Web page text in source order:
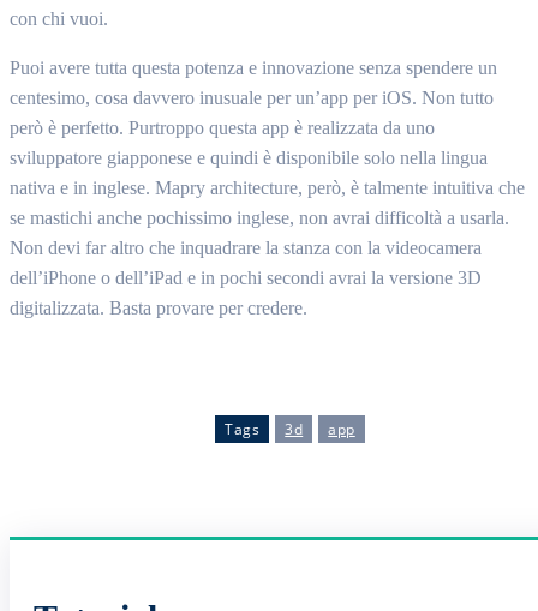
con chi vuoi.
Puoi avere tutta questa potenza e innovazione senza spendere un
centesimo, cosa davvero inusuale per un’app per iOS. Non tutto
però è perfetto. Purtroppo questa app è realizzata da uno
sviluppatore giapponese e quindi è disponibile solo nella lingua
nativa e in inglese. Mapry architecture, però, è talmente intuitiva che
se mastichi anche pochissimo inglese, non avrai difficoltà a usarla.
Non devi far altro che inquadrare la stanza con la videocamera
dell’iPhone o dell’iPad e in pochi secondi avrai la versione 3D
digitalizzata. Basta provare per credere.
Tags 3d app